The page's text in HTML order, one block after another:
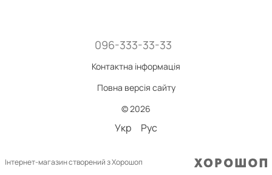
096-333-33-33
Контактна інформація
Повна версія сайту
© 2026
Укр Рус
Інтернет-магазин створений з Хорошоп